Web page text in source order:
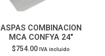
ASPAS COMBINACION
MCA CONFYA 24″
$754.00 IVA incluido